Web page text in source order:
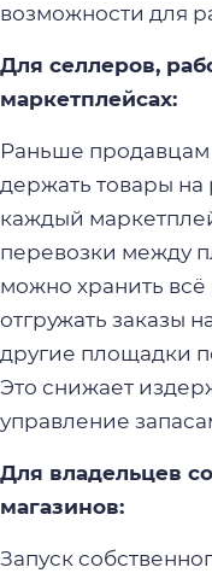
возможности для
Для селлеров,
маркетплейсах:
Раньше
держать товары на
каждый
перевозки между
можно хранить всё
отгружать заказы
другие площадки
Это снижает
управление
Для владельцев
магазинов:
Запуск